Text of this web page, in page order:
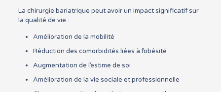
La chirurgie bariatrique peut avoir un impact significatif sur
la qualité de vie :
Amélioration de la mobilité
Réduction des comorbidités liées à l’obésité
Augmentation de l’estime de soi
Amélioration de la vie sociale et professionnelle